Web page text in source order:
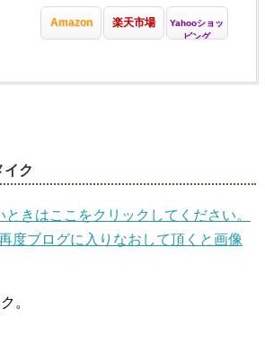
Amazon 楽天市場
Yahooショッ
ピング
イク
きはここをクリックしてください。
度ブログに入りなおして頂くと画像
。